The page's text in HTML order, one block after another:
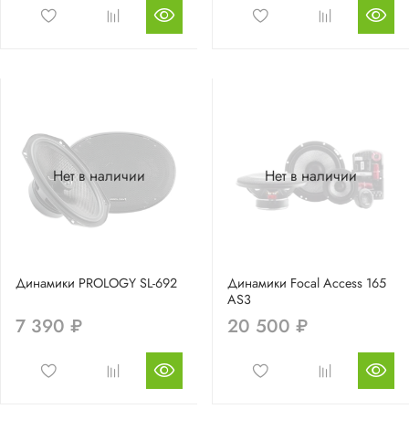
Нет в наличии
Динамики PROLOGY SL-692
7 390 ₽
Нет в наличии
Динамики Focal Access 165
AS3
20 500 ₽